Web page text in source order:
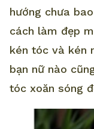
hướng chưa
cách làm đẹp
kén tóc và kén
bạn nữ nào
tóc xoăn sóng